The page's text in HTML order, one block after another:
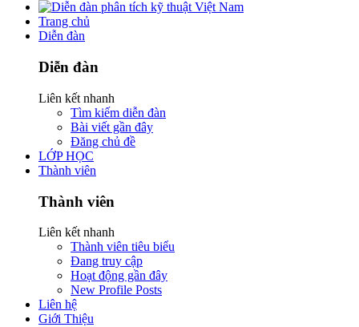
Trang chủ
Diễn đàn
Diễn đàn
Liên kết nhanh
Tìm kiếm diễn đàn
Bài viết gần đây
Đăng chủ đề
LỚP HỌC
Thành viên
Thành viên
Liên kết nhanh
Thành viên tiêu biểu
Đang truy cập
Hoạt động gần đây
New Profile Posts
Liên hệ
Giới Thiệu